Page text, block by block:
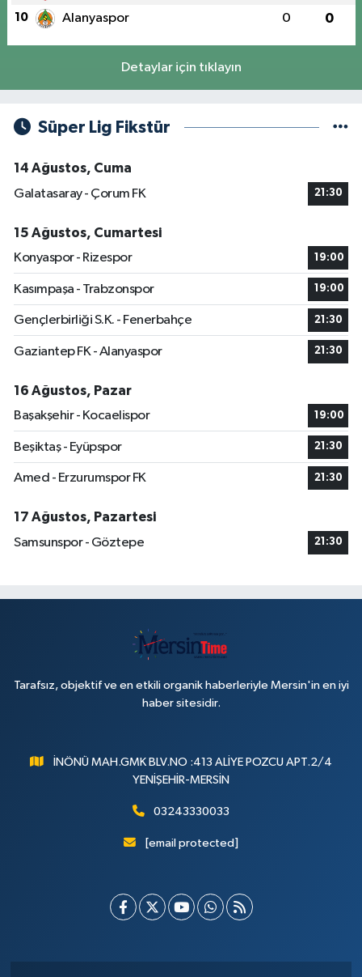
10 Alanyaspor 0 0
Detaylar için tıklayın
Süper Lig Fikstür
14 Ağustos, Cuma
Galatasaray - Çorum FK
21:30
15 Ağustos, Cumartesi
Konyaspor - Rizespor
19:00
Kasımpaşa - Trabzonspor 19:00
Gençlerbirliği S.K. - Fenerbahçe 21:30
Gaziantep FK - Alanyaspor 21:30
16 Ağustos, Pazar
Başakşehir - Kocaelispor
19:00
Beşiktaş - Eyüpspor 21:30
Amed - Erzurumspor FK 21:30
17 Ağustos, Pazartesi
Samsunspor - Göztepe
21:30
Tarafsız, objektif ve en etkili organik haberleriyle Mersin'in en iyi
haber sitesidir.
İNÖNÜ MAH.GMK BLV.NO :413 ALİYE POZCU APT.2/4
YENİŞEHİR-MERSİN
03243330033
[email protected]